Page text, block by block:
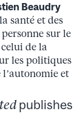
Beaudry
santé et des
sur le
de la
les politiques
et
publishes